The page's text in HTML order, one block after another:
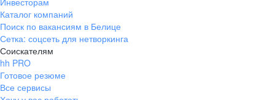
Каталог компаний
Поиск по вакансиям в Белице
Сетка: соцсеть для нетворкинга
Соискателям
hh PRO
Готовое резюме
Все сервисы